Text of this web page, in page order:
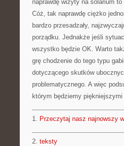
naprawdę wizyty na solarium
Cóż, tak naprawdę ciężko
bardzo przesadzały,
porządku. Jednakże jeśli
wszystko będzie OK. Warto
grę chodzenie do tego typu
dotyczącego skutków
problematycznego. A więc
którym będziemy
1. Przeczytaj nasz najnowszy
2. teksty